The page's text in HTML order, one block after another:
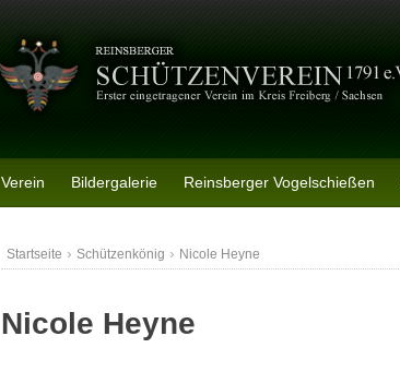
Verein Bildergalerie Reinsberger Vogelschießen
Startseite › Schützenkönig › Nicole Heyne
Nicole Heyne